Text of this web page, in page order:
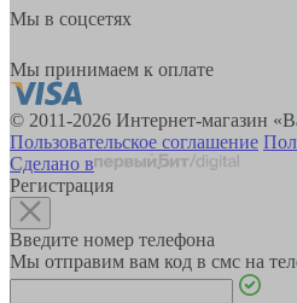
Мы в соцсетях
Мы принимаем к оплате
© 2011-2026 Интернет-магазин
Пользовательское соглашение
Сделано в
Регистрация
Введите номер телефона
Мы отправим вам код в смс на